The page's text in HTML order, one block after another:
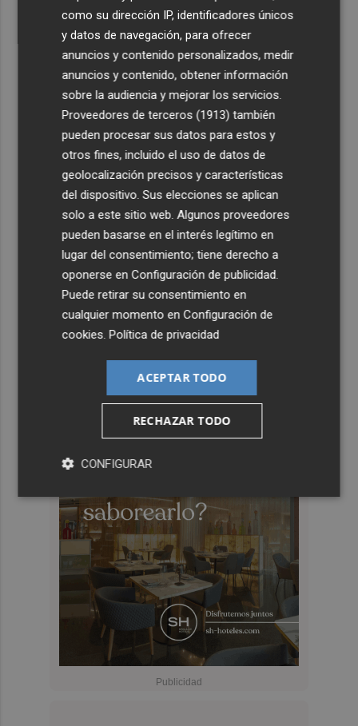
como su dirección IP, identificadores únicos
y datos de navegación, para ofrecer
anuncios y contenido personalizados, medir
anuncios y contenido, obtener información
sobre la audiencia y mejorar los servicios.
Proveedores de terceros (1913) también
pueden procesar sus datos para estos y
otros fines, incluido el uso de datos de
geolocalización precisos y características
del dispositivo. Sus elecciones se aplican
solo a este sitio web. Algunos proveedores
pueden basarse en el interés legítimo en
lugar del consentimiento; tiene derecho a
oponerse enConfiguración de publicidad.
Puede retirar su consentimiento en
cualquier momento enConfiguración de
cookies.Política de privacidad
ACEPTAR TODO
RECHAZAR TODO
CONFIGURAR